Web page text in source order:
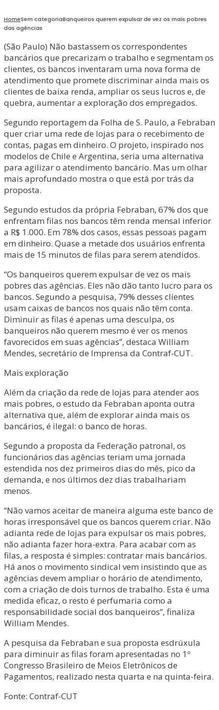
HomeSem categoriaBanqueiros querem expulsar de vez os mais pobres
das agências
(São Paulo) Não bastassem os correspondentes
bancários que precarizam o trabalho e segmentam os
clientes, os bancos inventaram uma nova forma de
atendimento que promete discriminar ainda mais os
clientes de baixa renda, ampliar os seus lucros e, de
quebra, aumentar a exploração dos empregados.
Segundo reportagem da Folha de S. Paulo, a Febraban
quer criar uma rede de lojas para o recebimento de
contas, pagas em dinheiro. O projeto, inspirado nos
modelos de Chile e Argentina, seria uma alternativa
para agilizar o atendimento bancário. Mas um olhar
mais aprofundado mostra o que está por trás da
proposta.
Segundo estudos da própria Febraban, 67% dos que
enfrentam filas nos bancos têm renda mensal inferior
a R$ 1.000. Em 78% dos casos, essas pessoas pagam
em dinheiro. Quase a metade dos usuários enfrenta
mais de 15 minutos de filas para serem atendidos.
“Os banqueiros querem expulsar de vez os mais
pobres das agências. Eles não dão tanto lucro para os
bancos. Segundo a pesquisa, 79% desses clientes
usam caixas de bancos nos quais não têm conta.
Diminuir as filas é apenas uma desculpa, os
banqueiros não querem mesmo é ver os menos
favorecidos em suas agências”, destaca William
Mendes, secretário de Imprensa da Contraf-CUT.
Mais exploração
Além da criação da rede de lojas para atender aos
mais pobres, o estudo da Febraban aponta outra
alternativa que, além de explorar ainda mais os
bancários, é ilegal: o banco de horas.
Segundo a proposta da Federação patronal, os
funcionários das agências teriam uma jornada
estendida nos dez primeiros dias do mês, pico da
demanda, e nos últimos dez dias trabalhariam
menos.
“Não vamos aceitar de maneira alguma este banco de
horas irresponsável que os bancos querem criar. Não
adianta rede de lojas para expulsar os mais pobres,
não adianta fazer hora-extra. Para acabar com as
filas, a resposta é simples: contratar mais bancários.
Há anos o movimento sindical vem insistindo que as
agências devem ampliar o horário de atendimento,
com a criação de dois turnos de trabalho. Esta é uma
medida eficaz, o resto é perfumaria como a
responsabilidade social dos banqueiros”, finaliza
William Mendes.
A pesquisa da Febraban e sua proposta esdrúxula
para diminuir as filas foram apresentadas no 1º
Congresso Brasileiro de Meios Eletrônicos de
Pagamentos, realizado nesta quarta e na quinta-feira.
Fonte: Contraf-CUT